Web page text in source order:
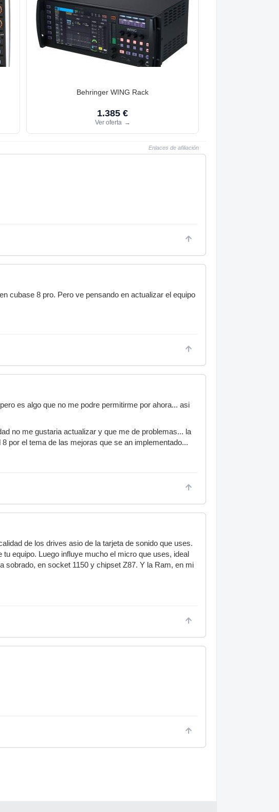
Behringer WING Rack
1.385 €
Ver oferta →
Enlaces de afiliación
cubase 8 pro. Pero ve pensando en actualizar el equipo
es algo que no me podre permitirme por ahora... asi
no me gustaria actualizar y que me de problemas... la
por el tema de las mejoras que se an implementado...
de los drives asio de la tarjeta de sonido que uses.
equipo. Luego influye mucho el micro que uses, ideal
sobrado, en socket 1150 y chipset Z87. Y la Ram, en mi